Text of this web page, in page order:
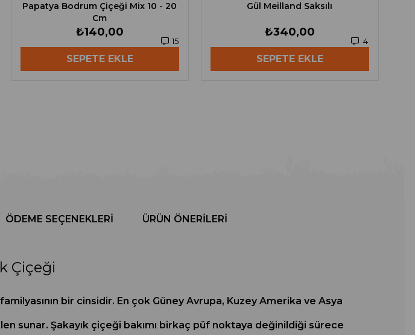
Papatya Bodrum Çiçeği Mix 10 - 20
Cm
15
₺140,00
SEPETE EKLE
Gül Meilland Saksılı
4
₺340,00
SEPETE EKLE
ÖDEME SEÇENEKLERI ÜRÜN ÖNERILERI
Çiçeği
bir cinsidir. En çok Güney Avrupa, Kuzey Amerika ve Asya
sunar. Şakayık çiçeği bakımı birkaç püf noktaya değinildiği sürece